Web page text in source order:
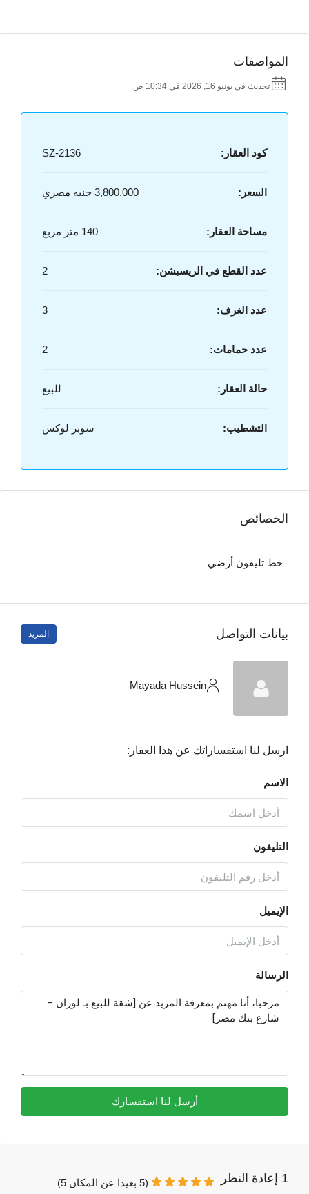
المواصفات
تحديث في يونيو 16, 2026 في 10:34 ص
كود العقار: SZ-2136
السعر: 3,800,000 جنيه مصري
مساحة العقار: 140 متر مربع
عدد القطع في الريسبشن: 2
عدد الغرف: 3
عدد حمامات: 2
حالة العقار: للبيع
التشطيب: سوبر لوكس
الخصائص
خط تليفون أرضي
بيانات التواصل المزيد
Mayada Hussein
ارسل لنا استفساراتك عن هذا العقار:
الاسم
التليفون
الإيميل
الرسالة
أرسل لنا استفسارك
1 إعادة النظر (
5 بعيدا عن المكان 5
)